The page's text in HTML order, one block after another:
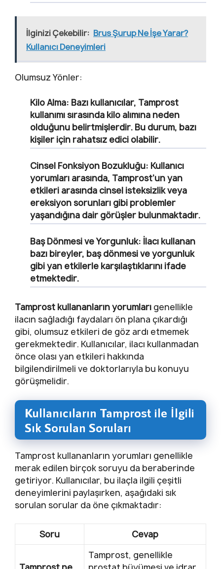
İlginizi Çekebilir: Brus Şurup Ne İşe Yarar?
Kullanıcı Deneyimleri
Olumsuz Yönler:
Kilo Alma: Bazı kullanıcılar, Tamprost
kullanımı sırasında kilo alımına neden
olduğunu belirtmişlerdir. Bu durum, bazı
kişiler için rahatsız edici olabilir.
Cinsel Fonksiyon Bozukluğu: Kullanıcı
yorumları arasında, Tamprost’un yan
etkileri arasında cinsel isteksizlik veya
ereksiyon sorunları gibi problemler
yaşandığına dair görüşler bulunmaktadır.
Baş Dönmesi ve Yorgunluk: İlacı kullanan
bazı bireyler, baş dönmesi ve yorgunluk
gibi yan etkilerle karşılaştıklarını ifade
etmektedir.
Tamprost kullananların yorumları genellikle
ilacın sağladığı faydaları ön plana çıkardığı
gibi, olumsuz etkileri de göz ardı etmemek
gerekmektedir. Kullanıcılar, ilacı kullanmadan
önce olası yan etkileri hakkında
bilgilendirilmeli ve doktorlarıyla bu konuyu
görüşmelidir.
Kullanıcıların Tamprost ile İlgili
Sık Sorulan Soruları
Tamprost kullananların yorumları genellikle
merak edilen birçok soruyu da beraberinde
getiriyor. Kullanıcılar, bu ilaçla ilgili çeşitli
deneyimlerini paylaşırken, aşağıdaki sık
sorulan sorular da öne çıkmaktadır:
Soru Cevap
Tamprost, genellikle